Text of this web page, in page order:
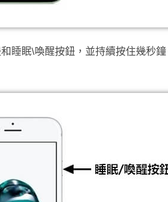
睡眠\喚醒按鈕，並持續按住幾秒